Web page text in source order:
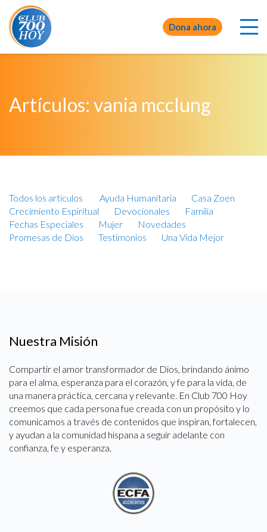
Dona ahora
Artículos: vania mcclung
Todos los artículos Ayuda Humanitaria
Casa Zoen
Crecimiento Espiritual
Devocionales
Familia
Fechas Especiales
Mujer
Novedades
Promesas de Dios
Testimonios Una Vida Mejor
Nuestra Misión
Compartir el amor transformador de Dios, brindando ánimo
para el alma, esperanza para el corazón, y fe para la vida, de
una manera práctica, cercana y relevante. En Club 700 Hoy
creemos que cada persona fue creada con un propósito y lo
comunicamos a través de contenidos que inspiran, fortalecen,
y ayudan a la comunidad hispana a seguir adelante con
confianza, fe y esperanza.